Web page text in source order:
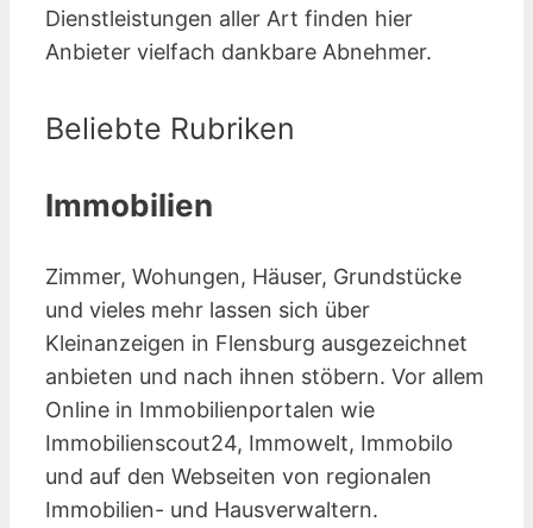
Dienstleistungen aller Art finden hier
Anbieter vielfach dankbare Abnehmer.
Beliebte Rubriken
Immobilien
Zimmer, Wohungen, Häuser, Grundstücke
und vieles mehr lassen sich über
Kleinanzeigen in Flensburg ausgezeichnet
anbieten und nach ihnen stöbern. Vor allem
Online in Immobilienportalen wie
Immobilienscout24, Immowelt, Immobilo
und auf den Webseiten von regionalen
Immobilien- und Hausverwaltern.